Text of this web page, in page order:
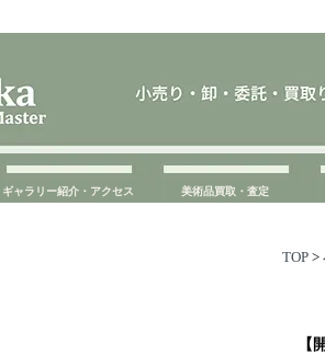
ギャラリー紹介・アクセス 美術品買取・査定
TOP >
【